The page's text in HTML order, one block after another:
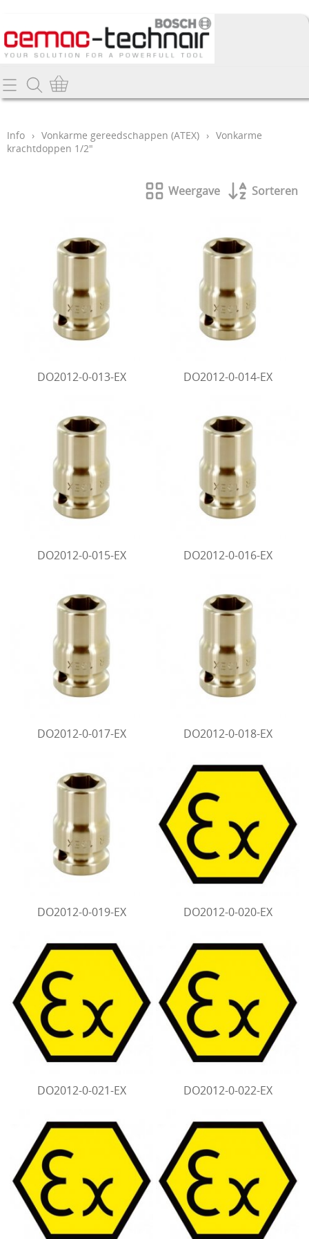
Home
Producten
Bosch gereedschappen
Deltair perslucht-gereedschappen
Diamantboren Tyrolit
Elektriciteit
Trilnaalden
Blowers / Soufflantes / zijkanaalventilatoren
Vonkarme gereedschappen (ATEX)
Mijn account
Info › Vonkarme gereedschappen (ATEX) › Vonkarme
krachtdoppen 1/2"
Weergave Sorteren
DO2012-0-013-EX DO2012-0-014-EX
DO2012-0-015-EX DO2012-0-016-EX
DO2012-0-017-EX DO2012-0-018-EX
DO2012-0-019-EX DO2012-0-020-EX
DO2012-0-021-EX DO2012-0-022-EX